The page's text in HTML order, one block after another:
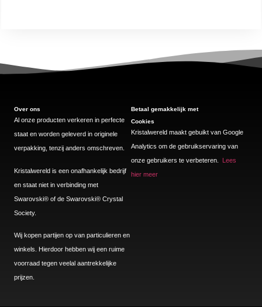
Over ons
Al onze producten verkeren in perfecte
staat en worden geleverd in originele
verpakking, tenzij anders omschreven.
Kristalwereld is een onafhankelijk bedrijf
en staat niet in verbinding met
Swarovski®️ of de Swarovski®️ Crystal
Society.
Wij kopen partijen op van particulieren en
winkels. Hierdoor hebben wij een ruime
voorraad tegen veelal aantrekkelijke
prijzen.
Betaal gemakkelijk met
Cookies
Kristalwereld maakt gebuikt van Google
Analytics om de gebruikservaring van
onze gebruikers te verbeteren.
Lees
hier meer